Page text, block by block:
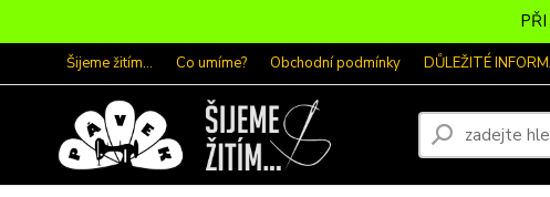
Šijeme žitím... Co umíme? Obchodní podmínky DŮLEŽITÉ